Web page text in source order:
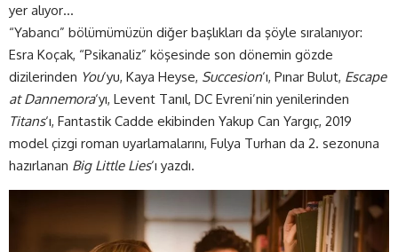
yer alıyor…
“Yabancı” bölümümüzün diğer başlıkları da şöyle sıralanıyor:
Esra Koçak, “Psikanaliz” köşesinde son dönemin gözde
dizilerinden You‘yu, Kaya Heyse, Succesion‘ı, Pınar Bulut, Escape
at Dannemora‘yı, Levent Tanıl, DC Evreni’nin yenilerinden
Titans‘ı, Fantastik Cadde ekibinden Yakup Can Yargıç, 2019
model çizgi roman uyarlamalarını, Fulya Turhan da 2. sezonuna
hazırlanan Big Little Lies‘ı yazdı.